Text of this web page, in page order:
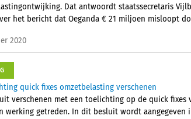
Dat antwoordt staatssecretaris
het bericht dat Oeganda € 21 miljoen misloopt
2020
quick fixes omzetbelasting verschenen
verschenen met een toelichting op de quick fixes
werking getreden. In dit besluit wordt aangegeven